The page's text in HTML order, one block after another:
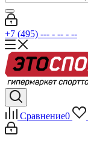
+7 (495) --- - -- - --
Сравнение0